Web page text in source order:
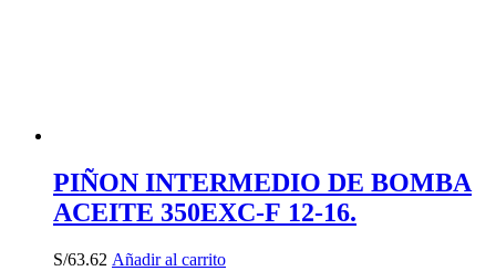
PIÑON INTERMEDIO DE BOMBA
ACEITE 350EXC-F 12-16.
S/63.62 Añadir al carrito